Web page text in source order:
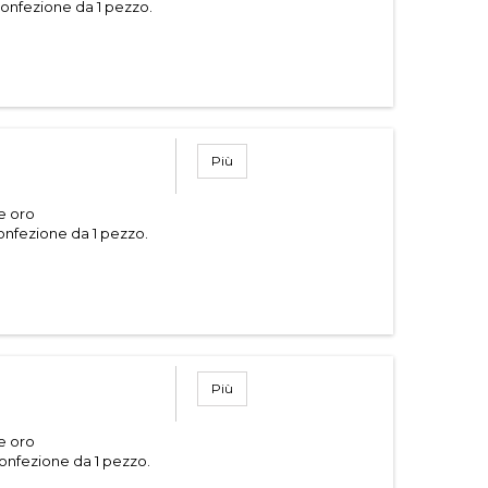
da 1 pezzo.
oro
da 1 pezzo.
Più
oro
da 1 pezzo.
Più